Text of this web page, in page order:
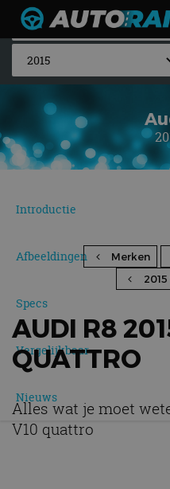
Autonieuws
Podcast
Autotests
Automerken
Adverteren
Contact
Introductie
Afbeeldingen
Specs
Vergelijkbaar
Nieuws
Merken
AUDI R8
QUATTRO
Alles wat je moet
V10 quattro